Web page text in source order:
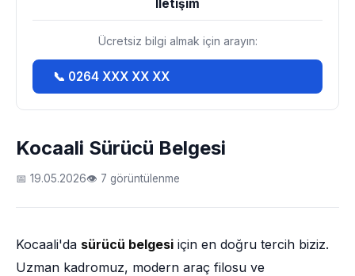
Kocaali Sürücü Belgesi
📅 19.05.2026👁 7 görüntülenme
Kocaali'da sürücü belgesi için en doğru tercih biziz.
Uzman kadromuz, modern araç filosu ve
İletişim
Ücretsiz bilgi almak için arayın:
📞 0264 XXX XX XX